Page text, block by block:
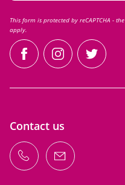
This form is protected by reCAPTCHA - the
apply.
facebookinstagramtwitter
Contact us